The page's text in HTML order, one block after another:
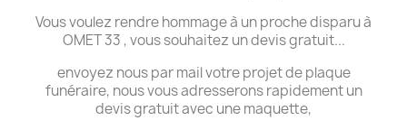
Vous voulez rendre hommage à un proche disparu à
OMET 33 , vous souhaitez un devis gratuit...
envoyez nous par mail votre projet de plaque
funéraire, nous vous adresserons rapidement un
devis gratuit avec une maquette,